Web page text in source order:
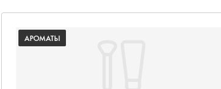
АРОМАТЫ